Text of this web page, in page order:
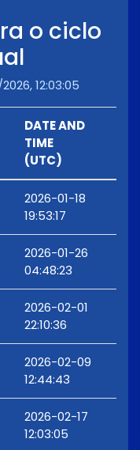
o ciclo
12:03:05
DATE AND
TIME
(UTC)
2026-01-18
19:53:17
2026-01-26
04:48:23
2026-02-01
22:10:36
2026-02-09
12:44:43
2026-02-17
12:03:05